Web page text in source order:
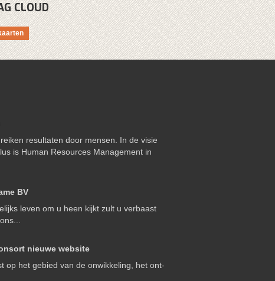
CLOUD
resultaten door mensen. In de visie
is Human Resources Management in
BV
leven om u heen kijkt zult u verbaast
nieuwe website
op het ge­bied van de on­wikke­ling, het ont­